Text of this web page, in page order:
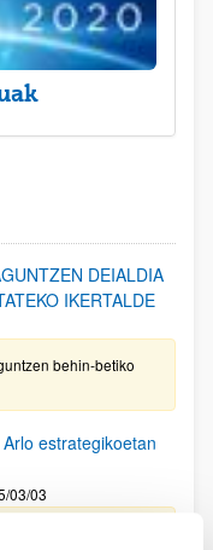
DEIALDIA
IKERTALDE
behin-betiko
estrategikoetan
03/03